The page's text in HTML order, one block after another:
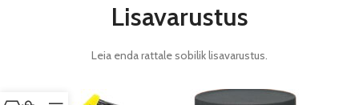
Lisavarustus
Leia enda rattale sobilik lisavarustus.